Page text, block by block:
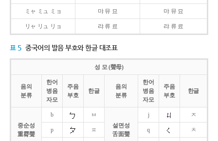
ミャ ミュ ミョ 먀 뮤 묘 먀 뮤 묘
リャ リュ リョ 랴 류 료 랴 류 료
표 5 중국어의 발음 부호와 한글 대조표
성 모 (聲母)
음의
분류
한어
병음
자모
주음
부호
한글
음의
분류
한어
병음
자모
주음
부호
한글
중순성
重脣聲
b
ㅂ
설면성
舌面聲
j ㅈ
p ㅍ q ㅊ